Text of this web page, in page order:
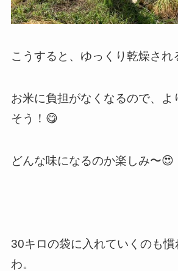
こうすると、ゆっくり乾燥され
お米に負担がなくなるので、よ
そう！😋
どんな味になるのか楽しみ〜😍
30キロの袋に入れていくのも慣
わ。